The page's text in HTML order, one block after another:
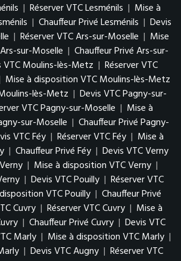
| Réserver VTC Lesménils | Mise à
| Chauffeur Privé Lesménils | Devis
| Réserver VTC Ars-sur-Moselle | Mise
sur-Moselle | Chauffeur Privé Ars-sur-
VTC Moulins-lès-Metz | Réserver VTC
Mise à disposition VTC Moulins-lès-Metz
lès-Metz | Devis VTC Pagny-sur-
VTC Pagny-sur-Moselle | Mise à
sur-Moselle | Chauffeur Privé Pagny-
VTC Féy | Réserver VTC Féy | Mise à
| Chauffeur Privé Féy | Devis VTC Verny
| Mise à disposition VTC Verny |
| Devis VTC Pouilly | Réserver VTC
VTC Pouilly | Chauffeur Privé
Cuvry | Réserver VTC Cuvry | Mise à
| Chauffeur Privé Cuvry | Devis VTC
Marly | Mise à disposition VTC Marly |
| Devis VTC Augny | Réserver VTC